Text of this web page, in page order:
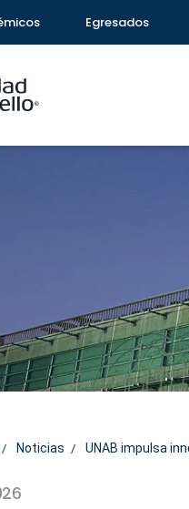
Egresados
Noticias UNAB impulsa